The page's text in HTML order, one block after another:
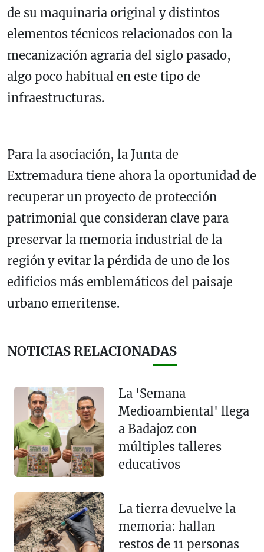
de su maquinaria original y distintos
elementos técnicos relacionados con la
mecanización agraria del siglo pasado,
algo poco habitual en este tipo de
infraestructuras.
Para la asociación, la Junta de
Extremadura tiene ahora la oportunidad de
recuperar un proyecto de protección
patrimonial que consideran clave para
preservar la memoria industrial de la
región y evitar la pérdida de uno de los
edificios más emblemáticos del paisaje
urbano emeritense.
NOTICIAS RELACIONADAS
La 'Semana
Medioambiental' llega
a Badajoz con
múltiples talleres
educativos
La tierra devuelve la
memoria: hallan
restos de 11 personas